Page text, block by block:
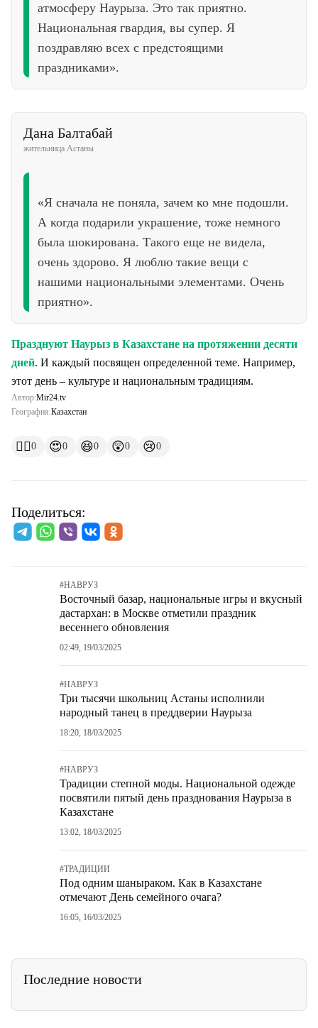
атмосферу Наурыза. Это так приятно.
Национальная гвардия, вы супер. Я
поздравляю всех с предстоящими
праздниками».
Дана Балтабай
жительница Астаны
«Я сначала не поняла, зачем ко мне подошли.
А когда подарили украшение, тоже немного
была шокирована. Такого еще не видела,
очень здорово. Я люблю такие вещи с
нашими национальными элементами. Очень
приятно».
Празднуют Наурыз в Казахстане на протяжении десяти
дней. И каждый посвящен определенной теме. Например,
этот день – культуре и национальным традициям.
Автор:Mir24.tv
География:Казахстан
👍🏻0 😍0 😆0 😲0 😢0
Поделиться:
#НАВРУЗ
Восточный базар, национальные игры и вкусный
дастархан: в Москве отметили праздник
весеннего обновления
02:49, 19/03/2025
#НАВРУЗ
Три тысячи школьниц Астаны исполнили
народный танец в преддверии Наурыза
18:20, 18/03/2025
#НАВРУЗ
Традиции степной моды. Национальной одежде
посвятили пятый день празднования Наурыза в
Казахстане
13:02, 18/03/2025
#ТРАДИЦИИ
Под одним шаныраком. Как в Казахстане
отмечают День семейного очага?
16:05, 16/03/2025
Последние новости